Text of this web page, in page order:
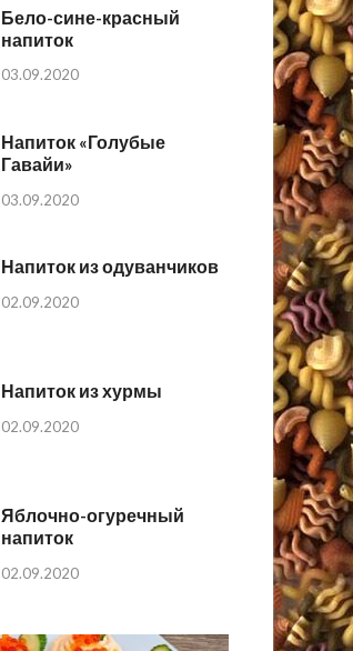
Бело-сине-красный
напиток
03.09.2020
Напиток «Голубые
Гавайи»
03.09.2020
Напиток из одуванчиков
02.09.2020
Напиток из хурмы
02.09.2020
Яблочно-огуречный
напиток
02.09.2020